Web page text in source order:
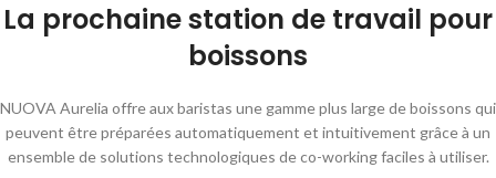
La prochaine station de travail pour
boissons
NUOVA Aurelia offre aux baristas une gamme plus large de boissons qui
peuvent être préparées automatiquement et intuitivement grâce à un
ensemble de solutions technologiques de co-working faciles à utiliser.